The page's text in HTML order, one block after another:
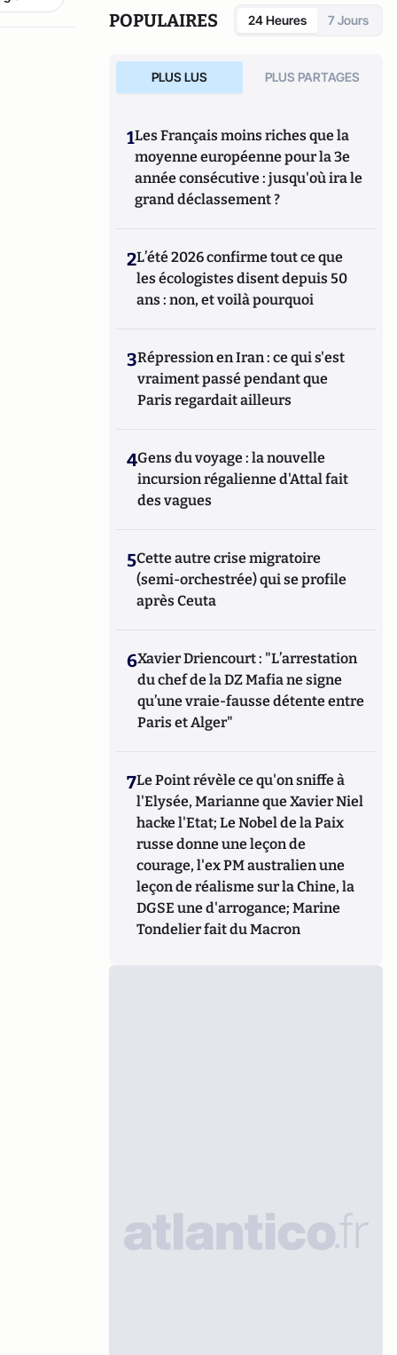
triades, cartels, clans
. Il est directeur
d'études, pôle sécurité-défense-
Arts et Métiers.
POPULAIRES 24 Heures 7 Jours
PLUS LUS PLUS PARTAGES
1Les Français moins riches que la
moyenne européenne pour la 3e
année consécutive : jusqu'où ira le
grand déclassement ?
2L’été 2026 confirme tout ce que
les écologistes disent depuis 50
ans : non, et voilà pourquoi
3Répression en Iran : ce qui s'est
vraiment passé pendant que
Paris regardait ailleurs
4Gens du voyage : la nouvelle
incursion régalienne d'Attal fait
des vagues
5Cette autre crise migratoire
(semi-orchestrée) qui se profile
après Ceuta
6Xavier Driencourt : "L’arrestation
du chef de la DZ Mafia ne signe
qu’une vraie-fausse détente entre
Paris et Alger"
7Le Point révèle ce qu'on sniffe à
l'Elysée, Marianne que Xavier Niel
hacke l'Etat; Le Nobel de la Paix
russe donne une leçon de
courage, l'ex PM australien une
leçon de réalisme sur la Chine, la
DGSE une d'arrogance; Marine
Tondelier fait du Macron